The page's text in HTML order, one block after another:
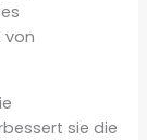
von
sie die